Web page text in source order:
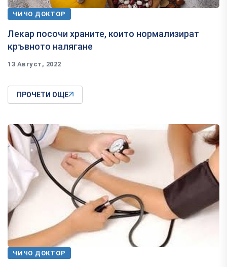
ЧИЧО ДОКТОР
Лекар посочи храните, които нормализират
кръвното налягане
13 Август, 2022
ПРОЧЕТИ ОЩЕ
ЧИЧО ДОКТОР